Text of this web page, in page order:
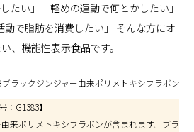
たい」「軽めの運動で何とかしたい」
動で脂肪を消費したい」
そんな方にオ
、機能性表示食品です。
ラックジンジャー由来ポリメトキシフラボン
G1383】
由来ポリメトキシフラボンが含まれます。ブラ